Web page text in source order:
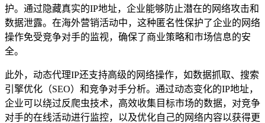
护。通过隐藏真实的IP地址，企业能够防止潜在的网络攻击和
数据泄露。在海外营销活动中，这种匿名性保护了企业的网络
操作免受竞争对手的监视，确保了商业策略和市场信息的安
全。
此外，动态代理IP还支持高级的网络操作，如数据抓取、搜索
引擎优化（SEO）和竞争对手分析。通过动态变化的IP地址，
企业可以绕过反爬虫技术，高效收集目标市场的数据，对竞争
对手的在线活动进行监控，以及优化自己的网络内容以获得更